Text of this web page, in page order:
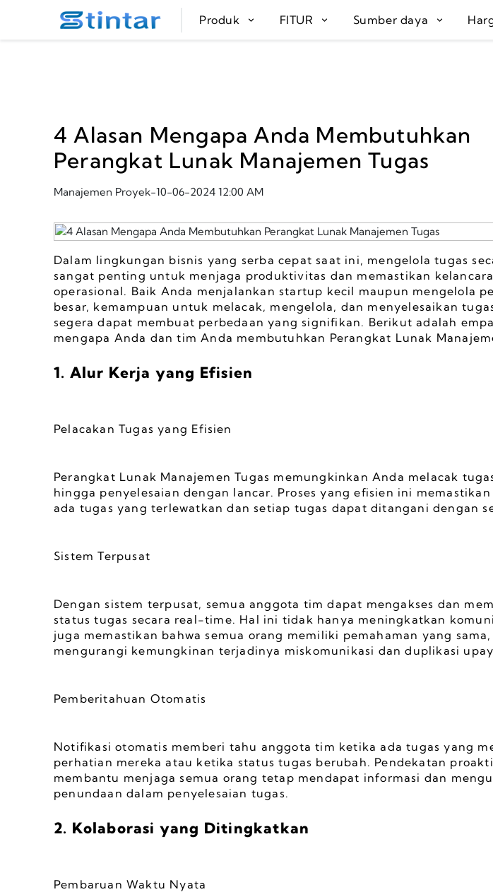
Produk FITUR Sumber daya
4 Alasan Mengapa Anda Membutuhkan
Perangkat Lunak Manajemen Tugas
Manajemen Proyek-10-06-2024 12:00 AM
Dalam lingkungan bisnis yang serba cepat saat ini, mengelola tugas
sangat penting untuk menjaga produktivitas dan memastikan
operasional. Baik Anda menjalankan startup kecil maupun mengelola
besar, kemampuan untuk melacak, mengelola, dan menyelesaikan
segera dapat membuat perbedaan yang signifikan. Berikut adalah
mengapa Anda dan tim Anda membutuhkan Perangkat Lunak
1. Alur Kerja yang Efisien
Pelacakan Tugas yang Efisien
Perangkat Lunak Manajemen Tugas memungkinkan Anda melacak
hingga penyelesaian dengan lancar. Proses yang efisien ini
ada tugas yang terlewatkan dan setiap tugas dapat ditangani dengan
Sistem Terpusat
Dengan sistem terpusat, semua anggota tim dapat mengakses dan
status tugas secara real-time. Hal ini tidak hanya meningkatkan
juga memastikan bahwa semua orang memiliki pemahaman yang
mengurangi kemungkinan terjadinya miskomunikasi dan duplikasi
Pemberitahuan Otomatis
Notifikasi otomatis memberi tahu anggota tim ketika ada tugas yang
perhatian mereka atau ketika status tugas berubah. Pendekatan
membantu menjaga semua orang tetap mendapat informasi dan
penundaan dalam penyelesaian tugas.
2. Kolaborasi yang Ditingkatkan
Pembaruan Waktu Nyata